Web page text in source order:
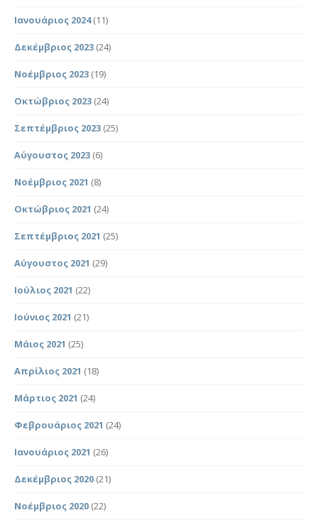
Ιανουάριος 2024(11)
Δεκέμβριος 2023 (24)
Νοέμβριος 2023 (19)
Οκτώβριος 2023 (24)
Σεπτέμβριος 2023 (25)
Αύγουστος 2023 (6)
Νοέμβριος 2021 (8)
Οκτώβριος 2021 (24)
Σεπτέμβριος 2021 (25)
Αύγουστος 2021 (29)
Ιούλιος 2021 (22)
Ιούνιος 2021 (21)
Μάιος 2021 (25)
Απρίλιος 2021 (18)
Μάρτιος 2021 (24)
Φεβρουάριος 2021 (24)
Ιανουάριος 2021 (26)
Δεκέμβριος 2020 (21)
Νοέμβριος 2020 (22)